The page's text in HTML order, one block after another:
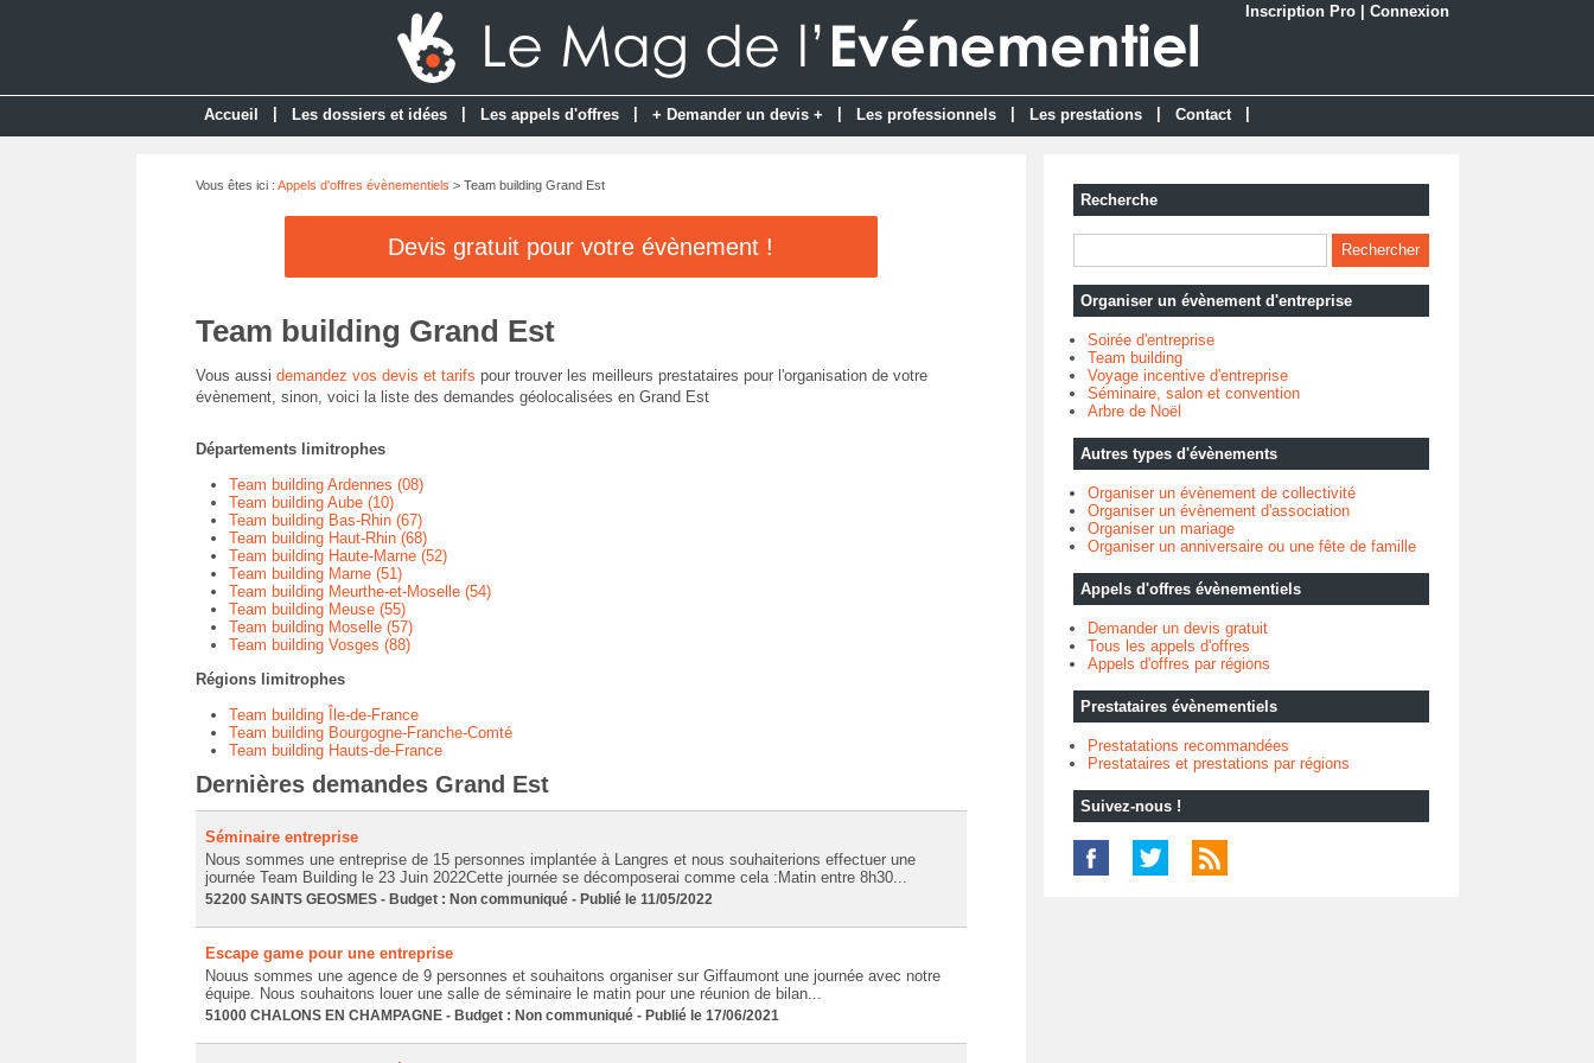
Inscription Pro Connexion
Accueil Les dossiers et idées Les appels d'offres + Demander un devis + Les professionnels Les prestations Contact
Vous êtes ici : Appels d'offres évènementiels > Team building Grand Est
Devis gratuit pour votre évènement !
Team building Grand Est
Vous aussi demandez vos devis et tarifs pour trouver les meilleurs prestataires pour l'organisation de votre
évènement, sinon, voici la liste des demandes géolocalisées en Grand Est
Départements limitrophes
Team building Ardennes (08)
Team building Aube (10)
Team building Bas-Rhin (67)
Team building Haut-Rhin (68)
Team building Haute-Marne (52)
Team building Marne (51)
Team building Meurthe-et-Moselle (54)
Team building Meuse (55)
Team building Moselle (57)
Team building Vosges (88)
Régions limitrophes
Team building Île-de-France
Team building Bourgogne-Franche-Comté
Team building Hauts-de-France
Dernières demandes Grand Est
Séminaire entreprise
Nous sommes une entreprise de 15 personnes implantée à Langres et nous souhaiterions effectuer une
journée Team Building le 23 Juin 2022Cette journée se décomposerai comme cela :Matin entre 8h30...
52200 SAINTS GEOSMES - Budget : Non communiqué - Publié le 11/05/2022
Escape game pour une entreprise
Nouus sommes une agence de 9 personnes et souhaitons organiser sur Giffaumont une journée avec notre
équipe. Nous souhaitons louer une salle de séminaire le matin pour une réunion de bilan...
51000 CHALONS EN CHAMPAGNE - Budget : Non communiqué - Publié le 17/06/2021
Recherche
Organiser un évènement d'entreprise
Soirée d'entreprise
Team building
Voyage incentive d'entreprise
Séminaire, salon et convention
Arbre de Noël
Autres types d'évènements
Organiser un évènement de collectivité
Organiser un évènement d'association
Organiser un mariage
Organiser un anniversaire ou une fête de famille
Appels d'offres évènementiels
Demander un devis gratuit
Tous les appels d'offres
Appels d'offres par régions
Prestataires évènementiels
Prestatations recommandées
Prestataires et prestations par régions
Suivez-nous !